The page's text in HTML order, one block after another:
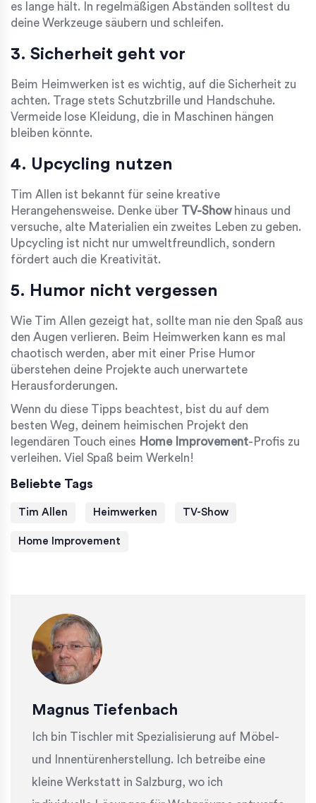
es lange hält. In regelmäßigen Abständen solltest du
deine Werkzeuge säubern und schleifen.
3. Sicherheit geht vor
Beim Heimwerken ist es wichtig, auf die Sicherheit zu
achten. Trage stets Schutzbrille und Handschuhe.
Vermeide lose Kleidung, die in Maschinen hängen
bleiben könnte.
4. Upcycling nutzen
Tim Allen ist bekannt für seine kreative
Herangehensweise. Denke über TV-Showhinaus und
versuche, alte Materialien ein zweites Leben zu geben.
Upcycling ist nicht nur umweltfreundlich, sondern
fördert auch die Kreativität.
5. Humor nicht vergessen
Wie Tim Allen gezeigt hat, sollte man nie den Spaß aus
den Augen verlieren. Beim Heimwerken kann es mal
chaotisch werden, aber mit einer Prise Humor
überstehen deine Projekte auch unerwartete
Herausforderungen.
Wenn du diese Tipps beachtest, bist du auf dem
besten Weg, deinem heimischen Projekt den
legendären Touch eines Home Improvement-Profis zu
verleihen. Viel Spaß beim Werkeln!
Beliebte Tags
Tim Allen Heimwerken TV-Show
Home Improvement
Magnus Tiefenbach
Ich bin Tischler mit Spezialisierung auf Möbel-
und Innentürenherstellung. Ich betreibe eine
kleine Werkstatt in Salzburg, wo ich